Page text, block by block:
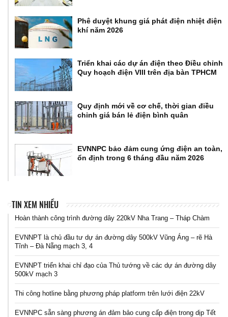
Phê duyệt khung giá phát điện nhiệt điện
khí năm 2026
Triển khai các dự án điện theo Điều chỉnh
Quy hoạch điện VIII trên địa bàn TPHCM
Quy định mới về cơ chế, thời gian điều
chỉnh giá bán lẻ điện bình quân
EVNNPC bảo đảm cung ứng điện an toàn,
ổn định trong 6 tháng đầu năm 2026
TIN XEM NHIỀU
Hoàn thành công trình đường dây 220kV Nha Trang – Tháp Chàm
EVNNPT là chủ đầu tư dự án đường dây 500kV Vũng Áng – rẽ Hà
Tĩnh – Đà Nẵng mạch 3, 4
EVNNPT triển khai chỉ đạo của Thủ tướng về các dự án đường dây
500kV mạch 3
Thi công hotline bằng phương pháp platform trên lưới điện 22kV
EVNNPC sẵn sàng phương án đảm bảo cung cấp điện trong dịp Tết